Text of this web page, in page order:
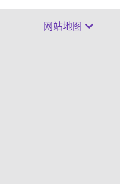
网站地图